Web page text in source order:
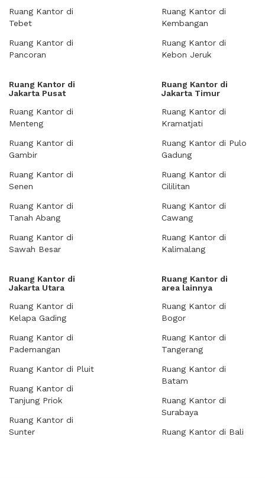
Ruang Kantor di
Tebet
Ruang Kantor di
Pancoran
Ruang Kantor di
Kembangan
Ruang Kantor di
Kebon Jeruk
Ruang Kantor di
Jakarta Pusat
Ruang Kantor di
Menteng
Ruang Kantor di
Gambir
Ruang Kantor di
Senen
Ruang Kantor di
Tanah Abang
Ruang Kantor di
Sawah Besar
Ruang Kantor di
Jakarta Timur
Ruang Kantor di
Kramatjati
Ruang Kantor di Pulo
Gadung
Ruang Kantor di
Cililitan
Ruang Kantor di
Cawang
Ruang Kantor di
Kalimalang
Ruang Kantor di
Jakarta Utara
Ruang Kantor di
Kelapa Gading
Ruang Kantor di
Pademangan
Ruang Kantor di Pluit
Ruang Kantor di
Tanjung Priok
Ruang Kantor di
Sunter
Ruang Kantor di
area lainnya
Ruang Kantor di
Bogor
Ruang Kantor di
Tangerang
Ruang Kantor di
Batam
Ruang Kantor di
Surabaya
Ruang Kantor di Bali